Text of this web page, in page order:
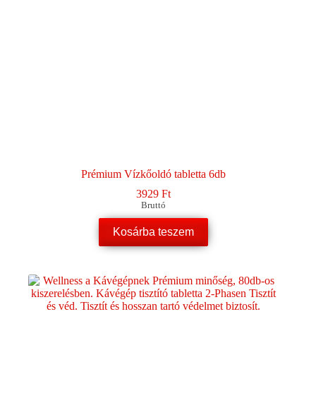
Prémium Vízkőoldó tabletta 6db
3929 Ft
Bruttó
Kosárba teszem